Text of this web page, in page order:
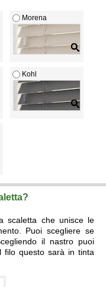
Morena
Kohl
scaletta che unisce le
Puoi scegliere se
il nastro puoi
filo questo sarà in tinta